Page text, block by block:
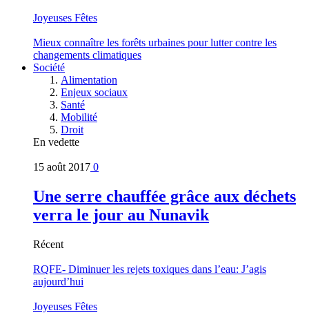
Joyeuses Fêtes
Mieux connaître les forêts urbaines pour lutter contre les
changements climatiques
Société
Alimentation
Enjeux sociaux
Santé
Mobilité
Droit
En vedette
15 août 2017 0
Une serre chauffée grâce aux déchets
verra le jour au Nunavik
Récent
RQFE- Diminuer les rejets toxiques dans l’eau: J’agis
aujourd’hui
Joyeuses Fêtes